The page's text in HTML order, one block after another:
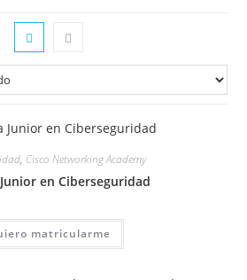
, Cisco Networking Academy
en Ciberseguridad
matricularme